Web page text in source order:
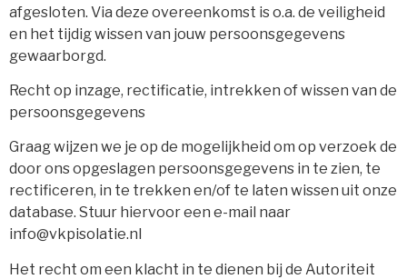
afgesloten. Via deze overeenkomst is o.a. de veiligheid
en het tijdig wissen van jouw persoonsgegevens
gewaarborgd.
Recht op inzage, rectificatie, intrekken of wissen van de
persoonsgegevens
Graag wijzen we je op de mogelijkheid om op verzoek de
door ons opgeslagen persoonsgegevens in te zien, te
rectificeren, in te trekken en/of te laten wissen uit onze
database. Stuur hiervoor een e-mail naar
info@vkpisolatie.nl
Het recht om een klacht in te dienen bij de Autoriteit